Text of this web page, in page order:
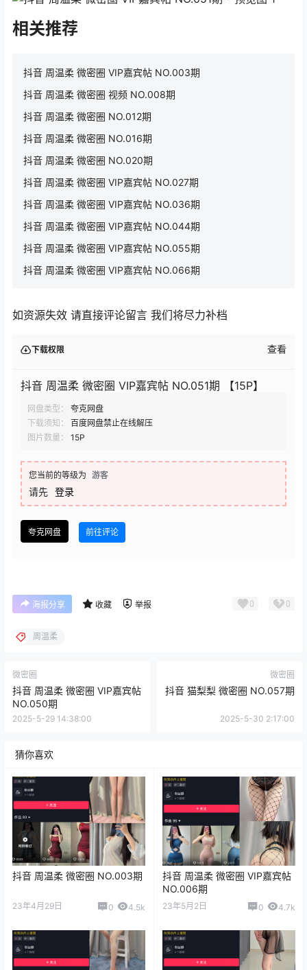
相关推荐
抖音 周温柔 微密圈 VIP嘉宾帖 NO.003期
抖音 周温柔 微密圈 视频 NO.008期
抖音 周温柔 微密圈 NO.012期
抖音 周温柔 微密圈 NO.016期
抖音 周温柔 微密圈 NO.020期
抖音 周温柔 微密圈 VIP嘉宾帖 NO.027期
抖音 周温柔 微密圈 VIP嘉宾帖 NO.036期
抖音 周温柔 微密圈 VIP嘉宾帖 NO.044期
抖音 周温柔 微密圈 VIP嘉宾帖 NO.055期
抖音 周温柔 微密圈 VIP嘉宾帖 NO.066期
如资源失效 请直接评论留言 我们将尽力补档
下载权限 查看
抖音 周温柔 微密圈 VIP嘉宾帖 NO.051期 【15P】
网盘类型：
夸克网盘
下载须知：
百度网盘禁止在线解压
图片数量：
15P
您当前的等级为 游客
请先 登录
夸克网盘 前往评论
海报分享 收藏 举报 0 0
周温柔
微密圈
抖音 周温柔 微密圈 VIP嘉宾帖
NO.050期
2025-5-29 14:38:00
微密圈
抖音 猫梨梨 微密圈 NO.057期
2025-5-30 2:17:00
猜你喜欢
抖音 周温柔 微密圈 NO.003期
23年4月29日 0 4.5k
抖音 周温柔 微密圈 VIP嘉宾帖
NO.006期
23年5月2日 0 4.7k